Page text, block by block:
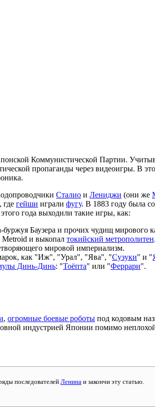
Коммунистической Партии.
пропаганды через видеоигры. В
Сталио и Лениджи (они же
где гейши играли фугу. В 1883 году была
года выходили такие игры, как:
Баузера и прочих чудищ мирового
Metroid и выкопал токийский метрополитен.
мировой империализм.
как "Иж", "Урал", "Ява", "Сузуки" и "
Динь-Динь: "Тоёпта" или "Феррари".
, огромные боевые роботы под кодовым
индустрией Японии помимо
последователей Ленина и закончи эту статью.